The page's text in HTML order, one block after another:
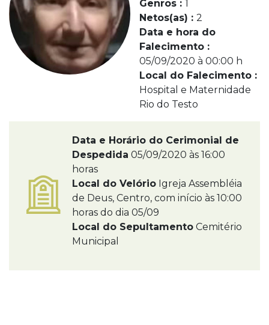
Genros : 1
Netos(as) : 2
Data e hora do
Falecimento :
05/09/2020 à 00:00 h
Local do Falecimento :
Hospital e Maternidade
Rio do Testo
Data e Horário do Cerimonial de
Despedida 05/09/2020 às 16:00
horas
Local do Velório Igreja Assembléia
de Deus, Centro, com início às 10:00
horas do dia 05/09
Local do Sepultamento Cemitério
Municipal